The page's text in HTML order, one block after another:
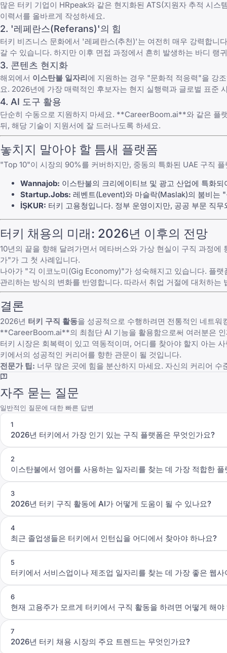
많은 터키 기업이 HRpeak와 같은 현지화된 ATS(지원자 추적 시
이력서를 올바르게 작성하세요.
2. '레페란스(Referans)'의 힘
터키 비즈니스 문화에서 '레페란스(추천)'는 여전히 매우 강력합니
갈 수 있습니다. 하지만 이후 면접 과정에서 흔히 발생하는 바디 랭
3. 콘텐츠 현지화
해외에서 이스탄불 일자리 에 지원하는 경우 "문화적 적응력"을 강
요. 2026년에 가장 매력적인 후보자는 현지 실행력과 글로벌 표준
4. AI 도구 활용
단순히 수동으로 지원하지 마세요. **CareerBoom.ai**와 같은 플
뒤, 해당 기술이 지원서에 잘 드러나도록 하세요.
놓치지 말아야 할 틈새 플랫폼
"Top 10"이 시장의 90%를 커버하지만, 중동의 특화된 UAE 구직
Wannajob: 이스탄불의 크리에이티브 및 광고 산업에 특화되
Startup.Jobs: 레벤트(Levent)와 마슬락(Maslak)의 붐비는
İŞKUR: 터키 고용청입니다. 정부 운영이지만, 공공 부문 직
터키 채용의 미래: 2026년 이후의 전망
10년의 끝을 향해 달려가면서 메타버스와 가상 현실이 구직 과정
가"가 그 첫 사례입니다.
나아가 "긱 이코노미(Gig Economy)"가 성숙해지고 있습니다. 플
관리하는 방식의 변화를 반영합니다. 따라서 취업 거절에 대처하는
결론
2026년 터키 구직 활동을 성공적으로 수행하려면 전통적인 네트
**CareerBoom.ai**의 최첨단 AI 기능을 활용함으로써 여러분은
터키 시장은 회복력이 있고 역동적이며, 어디를 찾아야 할지 아는
키에서의 성공적인 커리어를 향한 관문이 될 것입니다.
전문가 팁: 너무 많은 곳에 힘을 분산하지 마세요. 자신의 커리어
자주 묻는 질문
일반적인 질문에 대한 빠른 답변
1
2026년 터키에서 가장 인기 있는 구직 플랫폼은 무엇인가요?
2
이스탄불에서 영어를 사용하는 일자리를 찾는 데 가장 적합한
3
2026년 터키 구직 활동에 AI가 어떻게 도움이 될 수 있나요?
4
최근 졸업생들은 터키에서 인턴십을 어디에서 찾아야 하나요?
5
터키에서 서비스업이나 제조업 일자리를 찾는 데 가장 좋은 웹
6
현재 고용주가 모르게 터키에서 구직 활동을 하려면 어떻게 해야
7
2026년 터키 채용 시장의 주요 트렌드는 무엇인가요?